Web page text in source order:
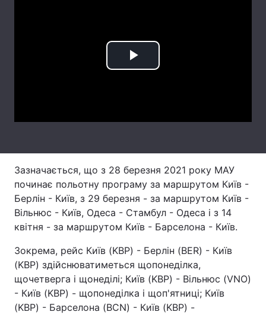
Статті
Послуги
Тема оформлення
Play
Зазначається, що з 28 березня 2021 року МАУ
починає польотну програму за маршрутом Київ -
Берлін - Київ, з 29 березня - за маршрутом Київ -
Вільнюс - Київ, Одеса - Стамбул - Одеса і з 14
квітня - за маршрутом Київ - Барселона - Київ.
Зокрема, рейс Київ (KBP) - Берлін (BER) - Київ
(KBP) здійснюватиметься щопонеділка,
щочетверга і щонеділі; Київ (KBP) - Вільнюс (VNO)
- Київ (KBP) - щопонеділка і щоп'ятниці; Київ
(KBP) - Барселона (BCN) - Київ (KBP) -